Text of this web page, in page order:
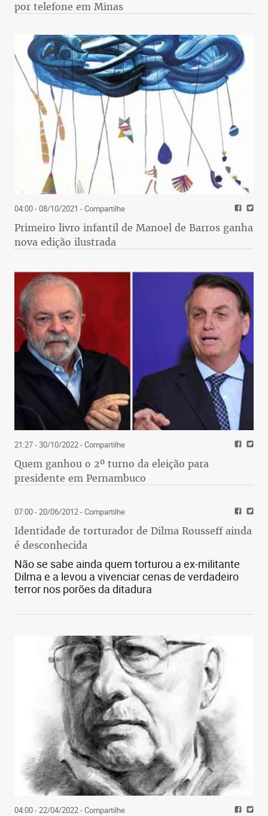
por telefone em Minas
04:00 - 08/10/2021 - Compartilhe
Primeiro livro infantil de Manoel de Barros ganha
nova edição ilustrada
21:27 - 30/10/2022- Compartilhe
Quem ganhou o 2º turno da eleição para
presidente em Pernambuco
07:00 - 20/06/2012- Compartilhe
Identidade de torturador de Dilma Rousseff ainda
é desconhecida
Não se sabe ainda quem torturou a ex-militante
Dilma e a levou a vivenciar cenas de verdadeiro
terror nos porões da ditadura
04:00 - 22/04/2022- Compartilhe